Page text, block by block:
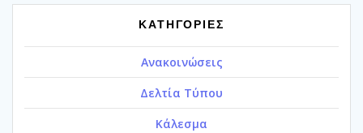
ΚΑΤΗΓΟΡΙΕΣ
Ανακοινώσεις
Δελτία Τύπου
Κάλεσμα